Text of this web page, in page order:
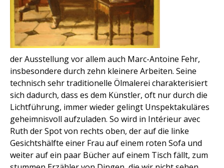
der Ausstellung vor allem auch Marc-Antoine Fehr,
insbesondere durch zehn kleinere Arbeiten. Seine
technisch sehr traditionelle Ölmalerei charakterisiert
sich dadurch, dass es dem Künstler, oft nur durch die
Lichtführung, immer wieder gelingt Unspektakuläres
geheimnisvoll aufzuladen. So wird in Intérieur avec
Ruth der Spot von rechts oben, der auf die linke
Gesichtshälfte einer Frau auf einem roten Sofa und
weiter auf ein paar Bücher auf einem Tisch fällt, zum